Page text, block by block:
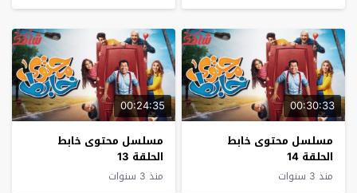
00:30:33
مسلسل محتوى خابط
الحلقة 14
منذ 3 سنوات
00:24:35
مسلسل محتوى خابط
الحلقة 13
منذ 3 سنوات